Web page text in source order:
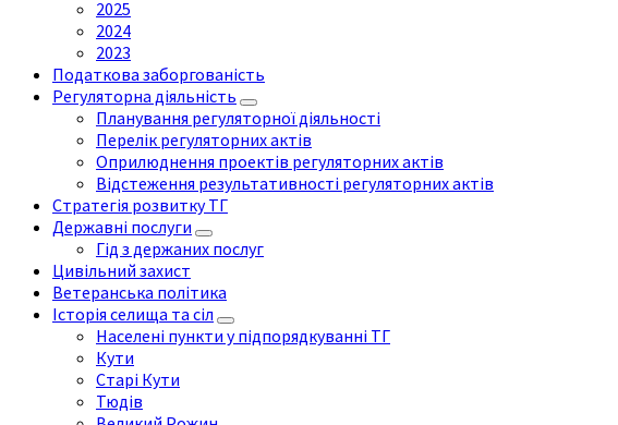
2025
2024
2023
Податкова заборгованість
Регуляторна діяльність
Планування регуляторної діяльності
Перелік регуляторних актів
Оприлюднення проектів регуляторних актів
Відстеження результативності регуляторних актів
Стратегія розвитку ТГ
Державні послуги
Гід з держаних послуг
Цивільний захист
Ветеранська політика
Історія селища та сіл
Населені пункти у підпорядкуванні ТГ
Кути
Старі Кути
Тюдів